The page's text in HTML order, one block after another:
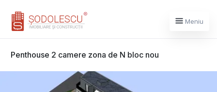
Meniu
Penthouse 2 camere zona de N bloc nou